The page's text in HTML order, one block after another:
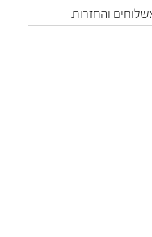
והחזרות